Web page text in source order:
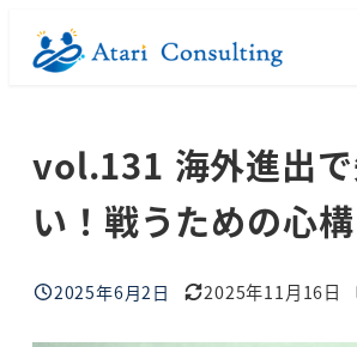
vol.131 海外進出
い！戦うための心
投稿日
2025年6月2日
更新日
2025年11月16日